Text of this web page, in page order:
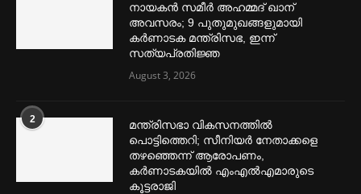
നായകൻ സമീര്‍ അഹമ്മദ് ഖാന്
അവസരം; 9 പുതുമുഖങ്ങളുമായി
കര്‍ണാടക മന്ത്രിസഭ, ഇന്ന്
സത്യപ്രതിജ്ഞ
August 3, 2026
2
മന്ത്രിസഭാ വികസനത്തിൽ
പൊട്ടിത്തെറി; സീനിയർ നേതാക്കളെ
തഴഞ്ഞെന്ന് ആരോപണം,
കർണാടകയിൽ എംഎൽഎമാരുടെ
കൂട്ടരാജി